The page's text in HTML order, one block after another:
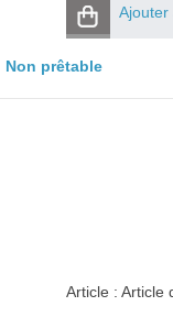
Ajouter
Non prêtable
Article : Article